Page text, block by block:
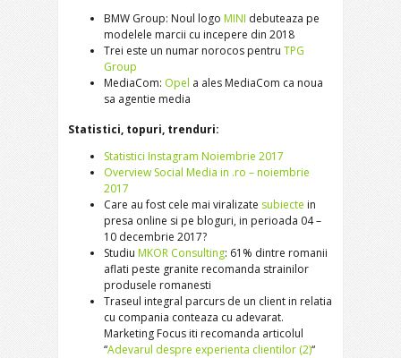
BMW Group: Noul logo MINI debuteaza pe
modelele marcii cu incepere din 2018
Trei este un numar norocos pentru TPG
Group
MediaCom: Opel a ales MediaCom ca noua
sa agentie media
Statistici, topuri, trenduri:
Statistici Instagram Noiembrie 2017
Overview Social Media in .ro – noiembrie
2017
Care au fost cele mai viralizate subiecte in
presa online si pe bloguri, in perioada 04 –
10 decembrie 2017?
Studiu MKOR Consulting: 61% dintre romanii
aflati peste granite recomanda strainilor
produsele romanesti
Traseul integral parcurs de un client in relatia
cu compania conteaza cu adevarat.
Marketing Focus iti recomanda articolul
“Adevarul despre experienta clientilor (2)“